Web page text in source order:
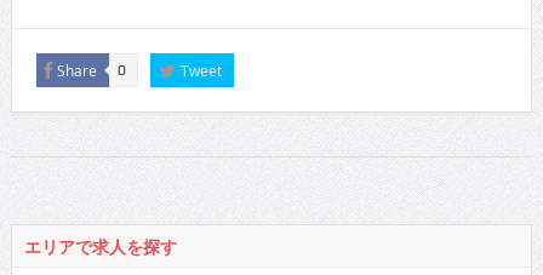
Share 0 Tweet
エリアで求人を探す